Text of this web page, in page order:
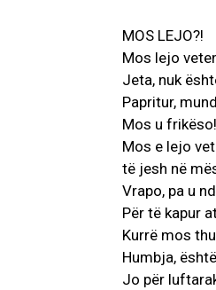
MOS LEJO?!
Mos lejo
Jeta, nuk
Papritur,
Mos u frikëso!
Mos e lejo
të jesh në
Vrapo, pa u
Për të kapur
Kurrë mos
Humbja,
Jo për